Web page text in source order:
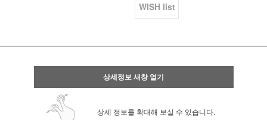
WISH list
상세정보 새창 열기
상세 정보를 확대해 보실 수 있습니다.